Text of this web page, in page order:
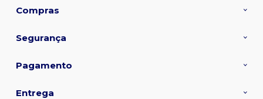
Compras
Segurança
Pagamento
Entrega